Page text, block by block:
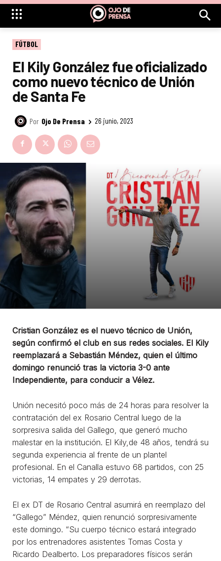
FÚTBOL
El Kily González fue oficializado
como nuevo técnico de Unión
de Santa Fe
Por Ojo De Prensa 26 junio, 2023
Cristian González es el nuevo técnico de Unión,
según confirmó el club en sus redes sociales. El Kily
reemplazará a Sebastián Méndez, quien el último
domingo renunció tras la victoria 3-0 ante
Independiente, para conducir a Vélez.
Unión necesitó poco más de 24 horas para resolver la
contratación del ex Rosario Central luego de la
sorpresiva salida del Gallego, que generó mucho
malestar en la institución. El Kily,de 48 años, tendrá su
segunda experiencia al frente de un plantel
profesional. En el Canalla estuvo 68 partidos, con 25
victorias, 14 empates y 29 derrotas.
El ex DT de Rosario Central asumirá en reemplazo del
“Gallego” Méndez, quien renunció sorpresivamente
este domingo. “Su cuerpo técnico estará integrado
por los entrenadores asistentes Tomas Costa y
Ricardo Dealberto. Los preparadores físicos serán